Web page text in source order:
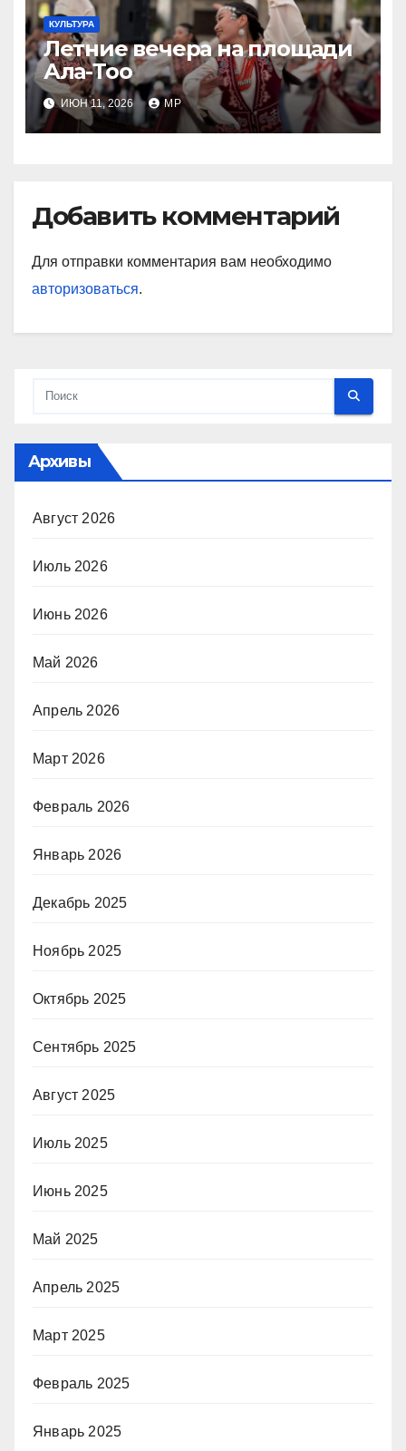
КУЛЬТУРА
Летние вечера на площади
Ала-Тоо
ИЮН 11, 2026 MP
Добавить комментарий
Для отправки комментария вам необходимо
авторизоваться.
Архивы
Август 2026
Июль 2026
Июнь 2026
Май 2026
Апрель 2026
Март 2026
Февраль 2026
Январь 2026
Декабрь 2025
Ноябрь 2025
Октябрь 2025
Сентябрь 2025
Август 2025
Июль 2025
Июнь 2025
Май 2025
Апрель 2025
Март 2025
Февраль 2025
Январь 2025